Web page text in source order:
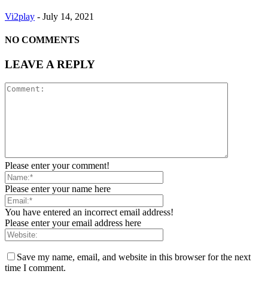
Vi2play - July 14, 2021
NO COMMENTS
LEAVE A REPLY
Please enter your comment!
Please enter your name here
You have entered an incorrect email address!
Please enter your email address here
Save my name, email, and website in this browser for the next
time I comment.